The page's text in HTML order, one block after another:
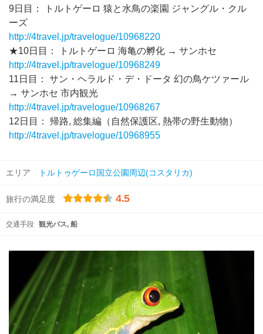
9日目： トルトゲーロ 猿と水鳥の楽園 ジャングル・クル
ーズ
http://4travel.jp/travelogue/10968220
★10日目： トルトゲーロ 海亀の孵化 → サンホセ
http://4travel.jp/travelogue/10968249
11日目： サン・ヘラルド・デ・ドータ 幻の鳥ケツァール
→ サンホセ 市内観光
http://4travel.jp/travelogue/10968267
12日目： 帰路, 総集編（自然保護区, 熱帯の野生動物）
http://4travel.jp/travelogue/10968955
エリア トルトゥゲーロ国立公園周辺(コスタリカ)
旅行の満足度 4.5
交通手段 観光バス 船